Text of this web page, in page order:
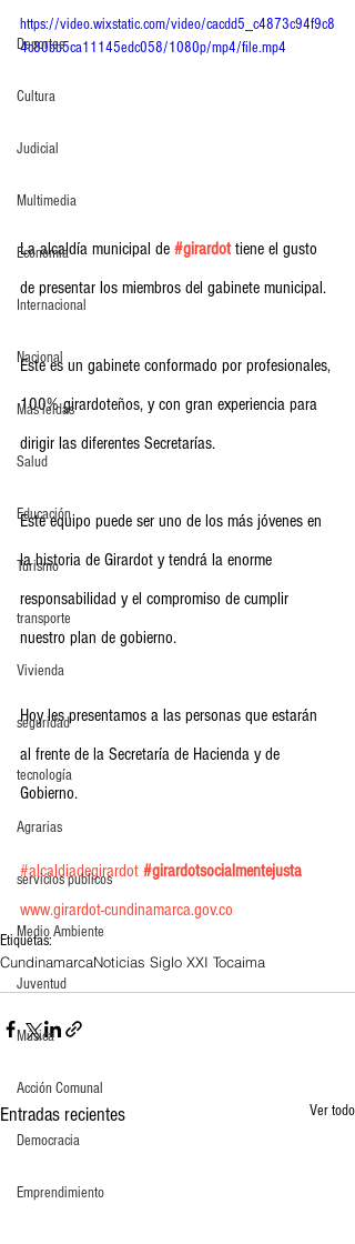
Deportes
Cultura
Judicial
Multimedia
Economia
Internacional
Nacional
Más leídas
Salud
Educación
Turismo
transporte
Vivienda
seguridad
tecnología
Agrarias
servicios publicos
Medio Ambiente
Juventud
Música
Acción Comunal
Democracia
Emprendimiento
https://video.wixstatic.com/video/cacdd5_c4873c94f9c8
4c80bb5ca11145edc058/1080p/mp4/file.mp4
La alcaldía municipal de #girardot tiene el gusto
de presentar los miembros del gabinete municipal.
Este es un gabinete conformado por profesionales,
100% girardoteños, y con gran experiencia para
dirigir las diferentes Secretarías.
Este equipo puede ser uno de los más jóvenes en
la historia de Girardot y tendrá la enorme
responsabilidad y el compromiso de cumplir
nuestro plan de gobierno.
Hoy les presentamos a las personas que estarán
al frente de la Secretaría de Hacienda y de
Gobierno.
#alcaldiadegirardot #girardotsocialmentejusta
www.girardot-cundinamarca.gov.co
Etiquetas:
CundinamarcaNoticias Siglo XXI Tocaima
Entradas recientes Ver todo